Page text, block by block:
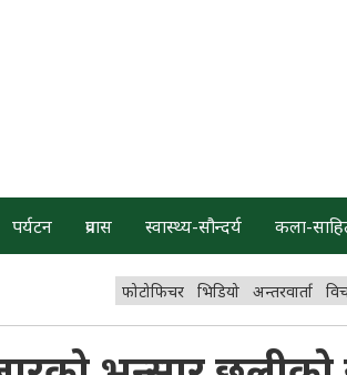
पर्यटन प्रवास स्वास्थ्य-सौन्दर्य कला-
फोटोफिचर भिडियो अन्तरवार्ता